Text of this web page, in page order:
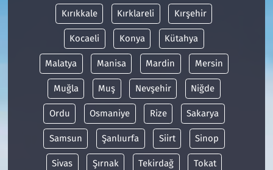
Kırıkkale Kırklareli Kırşehir
Kocaeli Konya Kütahya
Malatya Manisa Mardin Mersin
Muğla Muş Nevşehir Niğde
Ordu Osmaniye Rize Sakarya
Samsun Şanlıurfa Siirt Sinop
Sivas Şırnak Tekirdağ Tokat